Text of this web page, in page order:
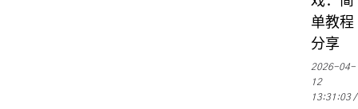
单教程
分享
2026-04-
12
13:31:03